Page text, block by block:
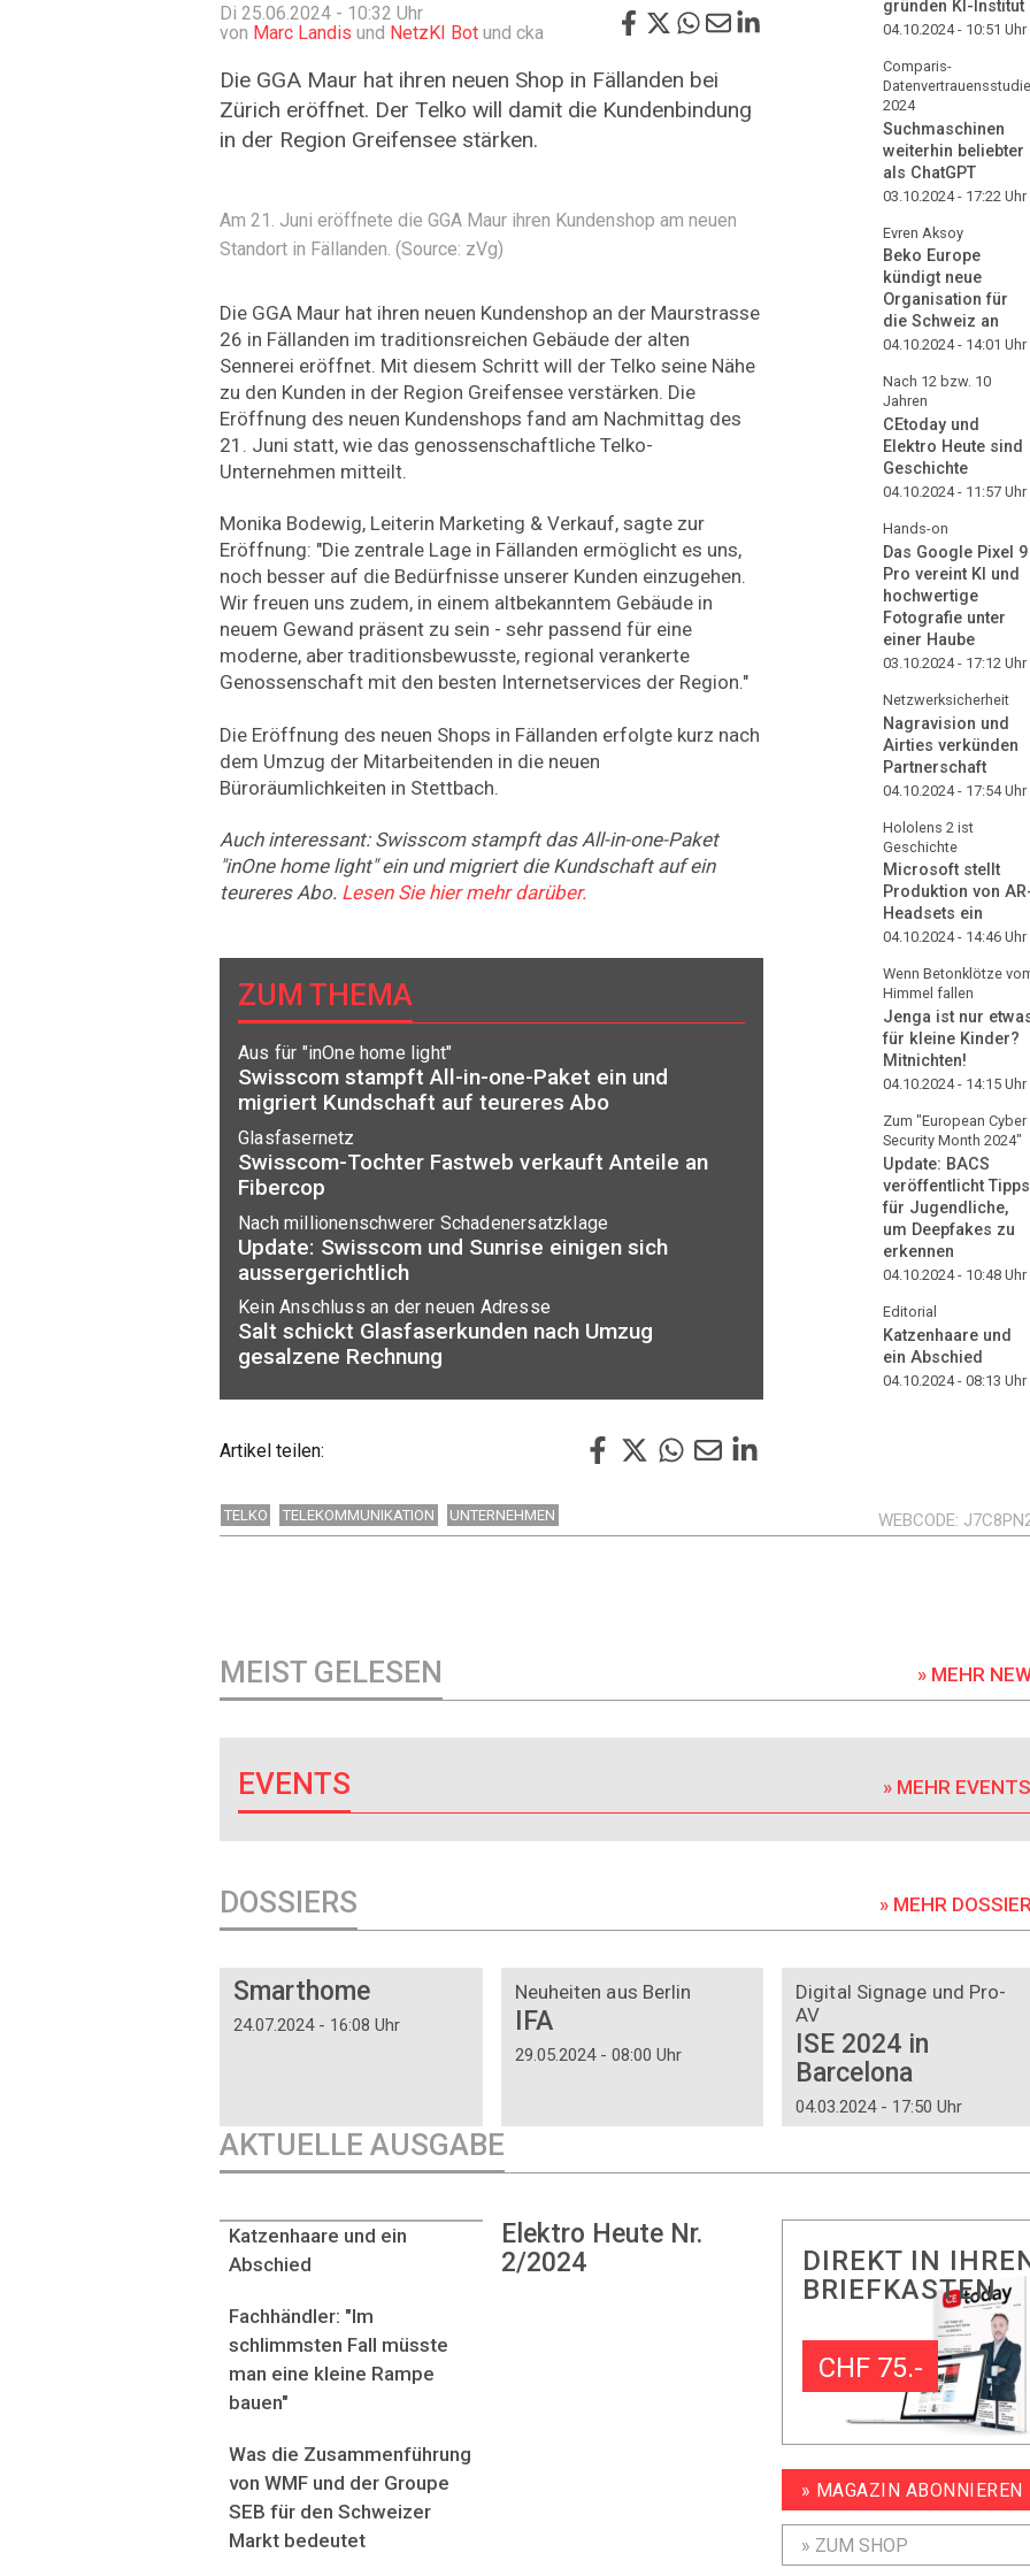
Di 25.06.2024 - 10:32 Uhr
von Marc Landis und NetzKI Bot und cka
Die GGA Maur hat ihren neuen Shop in Fällanden bei
Zürich eröffnet. Der Telko will damit die Kundenbindung
in der Region Greifensee stärken.
Am 21. Juni eröffnete die GGA Maur ihren Kundenshop am neuen
Standort in Fällanden. (Source: zVg)
Die GGA Maur hat ihren neuen Kundenshop an der Maurstrasse
26 in Fällanden im traditionsreichen Gebäude der alten
Sennerei eröffnet. Mit diesem Schritt will der Telko seine Nähe
zu den Kunden in der Region Greifensee verstärken. Die
Eröffnung des neuen Kundenshops fand am Nachmittag des
21. Juni statt, wie das genossenschaftliche Telko-
Unternehmen mitteilt.
Monika Bodewig, Leiterin Marketing & Verkauf, sagte zur
Eröffnung: "Die zentrale Lage in Fällanden ermöglicht es uns,
noch besser auf die Bedürfnisse unserer Kunden einzugehen.
Wir freuen uns zudem, in einem altbekanntem Gebäude in
neuem Gewand präsent zu sein - sehr passend für eine
moderne, aber traditionsbewusste, regional verankerte
Genossenschaft mit den besten Internetservices der Region."
Die Eröffnung des neuen Shops in Fällanden erfolgte kurz nach
dem Umzug der Mitarbeitenden in die neuen
Büroräumlichkeiten in Stettbach.
Auch interessant: Swisscom stampft das All-in-one-Paket
"inOne home light" ein und migriert die Kundschaft auf ein
teureres Abo. Lesen Sie hier mehr darüber.
ZUM THEMA
Aus für "inOne home light"
Swisscom stampft All-in-one-Paket ein und
migriert Kundschaft auf teureres Abo
Glasfasernetz
Swisscom-Tochter Fastweb verkauft Anteile an
Fibercop
Nach millionenschwerer Schadenersatzklage
Update: Swisscom und Sunrise einigen sich
aussergerichtlich
Kein Anschluss an der neuen Adresse
Salt schickt Glasfaserkunden nach Umzug
gesalzene Rechnung
Artikel teilen:
gründen KI-Institut
04.10.2024 - 10:51 Uhr
Comparis-
Datenvertrauensstudie
2024
Suchmaschinen
weiterhin beliebter
als ChatGPT
03.10.2024 - 17:22 Uhr
Evren Aksoy
Beko Europe
kündigt neue
Organisation für
die Schweiz an
04.10.2024 - 14:01 Uhr
Nach 12 bzw. 10
Jahren
CEtoday und
Elektro Heute sind
Geschichte
04.10.2024 - 11:57 Uhr
Hands-on
Das Google Pixel 9
Pro vereint KI und
hochwertige
Fotografie unter
einer Haube
03.10.2024 - 17:12 Uhr
Netzwerksicherheit
Nagravision und
Airties verkünden
Partnerschaft
04.10.2024 - 17:54Uhr
Hololens 2 ist
Geschichte
Microsoft stellt
Produktion von
Headsets ein
04.10.2024 - 14:46 Uhr
Wenn Betonklötze
Himmel fallen
Jenga ist nur
für kleine Kinder?
Mitnichten!
04.10.2024 - 14:15 Uhr
Zum "European Cyber
Security Month 2024"
Update: BACS
veröffentlicht Tipps
für Jugendliche,
um Deepfakes zu
erkennen
04.10.2024 - 10:48 Uhr
Editorial
Katzenhaare und
ein Abschied
04.10.2024 - 08:13 Uhr
TELKO TELEKOMMUNIKATION UNTERNEHMEN WEBCODE
MEIST GELESEN » MEHR
EVENTS » MEHR
DOSSIERS » MEHR
Smarthome
24.07.2024 - 16:08 Uhr
Neuheiten aus Berlin
IFA
29.05.2024 - 08:00 Uhr
Digital Signage und Pro-
AV
ISE 2024 in
Barcelona
04.03.2024 - 17:50 Uhr
AKTUELLE AUSGABE
Elektro Heute Nr.
2/2024
Katzenhaare und ein
Abschied
Fachhändler: "Im
schlimmsten Fall müsste
man eine kleine Rampe
bauen"
Was die Zusammenführung
von WMF und der Groupe
SEB für den Schweizer
Markt bedeutet
DIREKT IN
BRIEFKASTEN
CHF 75.-
» MAGAZIN ABONNIEREN
» ZUM SHOP